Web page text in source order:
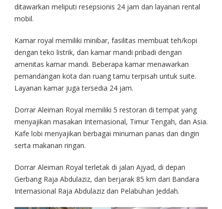
ditawarkan meliputi resepsionis 24 jam dan layanan rental
mobil.
Kamar royal memiliki minibar, fasilitas membuat teh/kopi
dengan teko listrik, dan kamar mandi pribadi dengan
amenitas kamar mandi. Beberapa kamar menawarkan
pemandangan kota dan ruang tamu terpisah untuk suite.
Layanan kamar juga tersedia 24 jam.
Dorrar Aleiman Royal memiliki 5 restoran di tempat yang
menyajikan masakan Internasional, Timur Tengah, dan Asia.
Kafe lobi menyajikan berbagai minuman panas dan dingin
serta makanan ringan.
Dorrar Aleiman Royal terletak di jalan Ajyad, di depan
Gerbang Raja Abdulaziz, dan berjarak 85 km dari Bandara
Internasional Raja Abdulaziz dan Pelabuhan Jeddah.